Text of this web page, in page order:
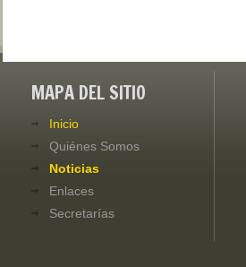
MAPA DEL SITIO
Inicio
Quiénes Somos
Noticias
Enlaces
Secretarías